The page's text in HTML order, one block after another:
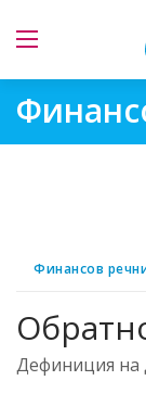
Финансов
Дефиниция на